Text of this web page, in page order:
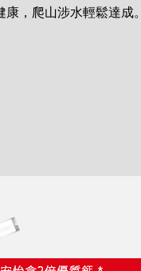
康，爬山涉水輕鬆達成。